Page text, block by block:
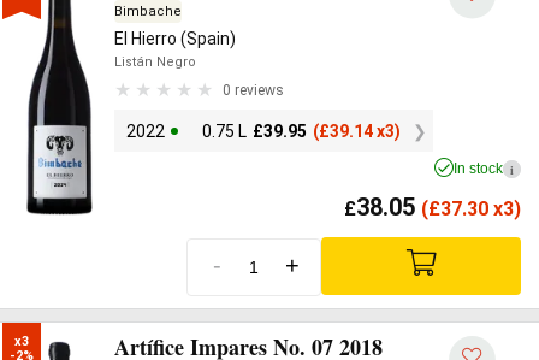
Bimbache
El Hierro (Spain)
Listán Negro
0 reviews
2022 0.75 L £39.95 (£39.14 x3)
In stock i
£38.05 (£37.30 x3)
- +
x3
-2%
Artífice Impares No. 07 2018